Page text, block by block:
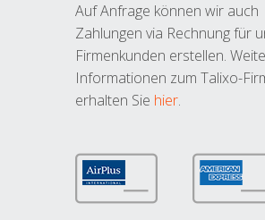
Auf Anfrage können wir auch
Zahlungen via Rechnung für
Firmenkunden erstellen.
Informationen zum Talixo-
erhalten Sie hier.